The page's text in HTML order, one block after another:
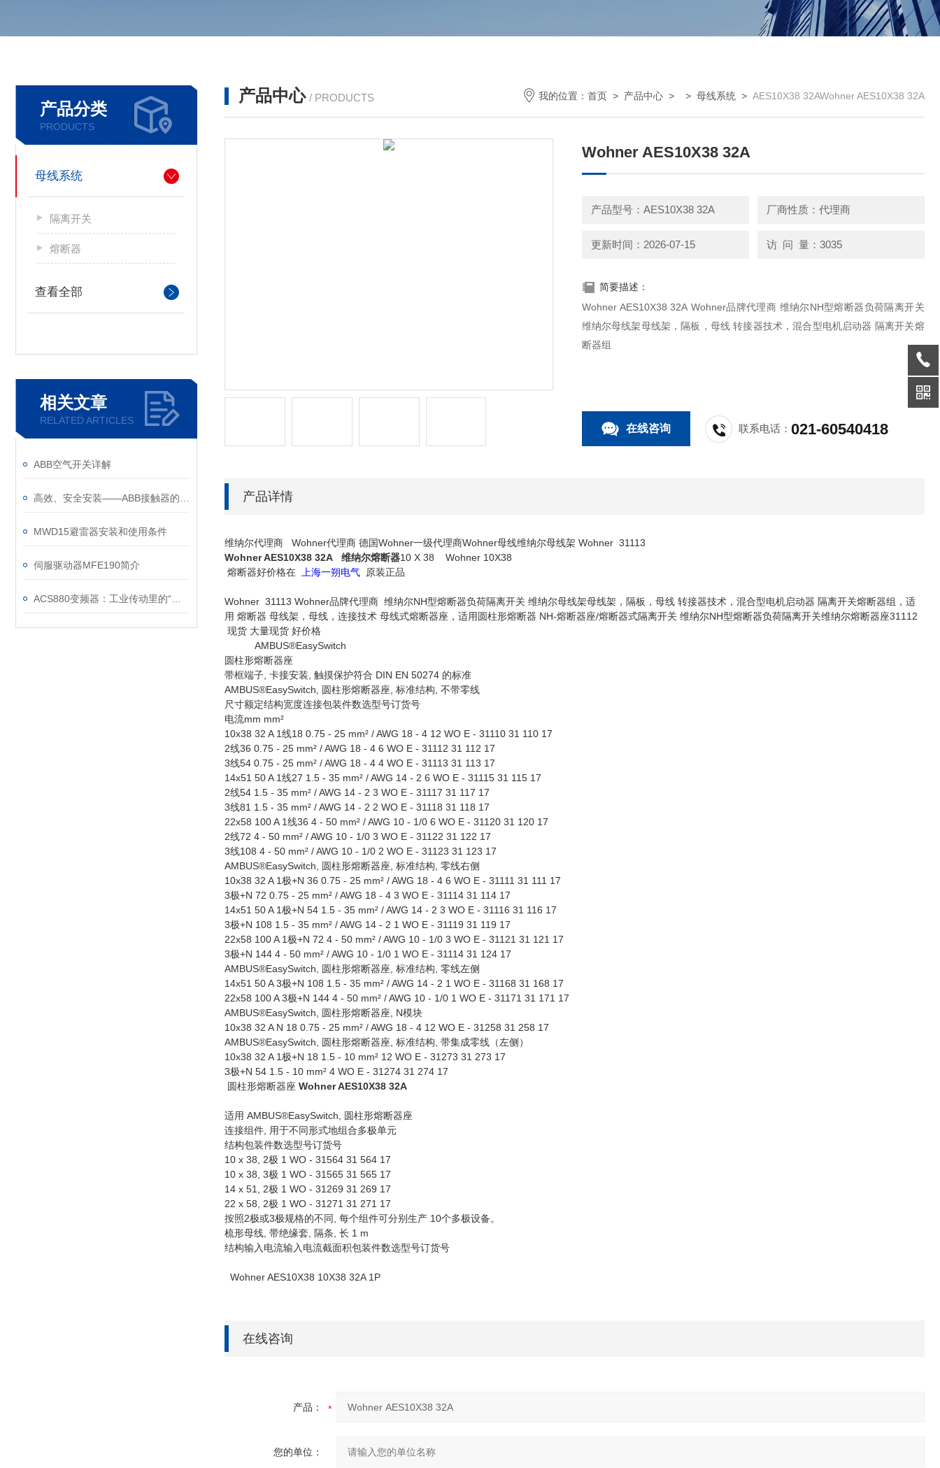
产品分类
PRODUCTS
母线系统
隔离开关
熔断器
查看全部
相关文章
RELATED ARTICLES
ABB空气开关详解
MWD15避雷器安装和使用条件
伺服驱动器MFE190简介
产品中心 / PRODUCTS 我的位置： 首页 > 产品中心 > > 母线系统 > AES10X38 32AWohner AES10X38 32A
Wohner AES10X38 32A
产品型号：AES10X38 32A 厂商性质：代理商
更新时间：2026-07-15 访 问 量：3035
简要描述：
Wohner AES10X38 32A Wohner品牌代理商 维纳尔NH型熔断器负荷隔离开关
维纳尔母线架母线架，隔板，母线 转接器技术，混合型电机启动器 隔离开关熔
断器组
在线咨询 联系电话：021-60540418
产品详情
维纳尔代理商 Wohner代理商 德国Wohner一级代理商Wohner母线维纳尔母线架 Wohner 31113
Wohner AES10X38 32A
维纳尔熔断器10 X 38
Wohner 10X38
熔断器好价格在
上海一朔电气 原装正品
Wohner 31113 Wohner品牌代理商 维纳尔NH型熔断器负荷隔离开关 维纳尔母线架母线架，隔板，母线 转接器技术，混合型电机启动器 隔离开关熔断器组，适
用 熔断器 母线架，母线，连接技术 母线式熔断器座，适用圆柱形熔断器 NH-熔断器座/熔断器式隔离开关 维纳尔NH型熔断器负荷隔离开关维纳尔熔断器座31112
现货 大量现货 好价格
AMBUS®EasySwitch
圆柱形熔断器座
带框端子, 卡接安装, 触摸保护符合 DIN EN 50274 的标准
AMBUS®EasySwitch, 圆柱形熔断器座, 标准结构, 不带零线
尺寸额定结构宽度连接包装件数选型号订货号
电流mm mm²
10x38 32 A 1线18 0.75 - 25 mm² / AWG 18 - 4 12 WO E - 31110 31 110 17
2线36 0.75 - 25 mm² / AWG 18 - 4 6 WO E - 31112 31 112 17
3线54 0.75 - 25 mm² / AWG 18 - 4 4 WO E - 31113 31 113 17
14x51 50 A 1线27 1.5 - 35 mm² / AWG 14 - 2 6 WO E - 31115 31 115 17
2线54 1.5 - 35 mm² / AWG 14 - 2 3 WO E - 31117 31 117 17
3线81 1.5 - 35 mm² / AWG 14 - 2 2 WO E - 31118 31 118 17
22x58 100 A 1线36 4 - 50 mm² / AWG 10 - 1/0 6 WO E - 31120 31 120 17
2线72 4 - 50 mm² / AWG 10 - 1/0 3 WO E - 31122 31 122 17
3线108 4 - 50 mm² / AWG 10 - 1/0 2 WO E - 31123 31 123 17
AMBUS®EasySwitch, 圆柱形熔断器座, 标准结构, 零线右侧
10x38 32 A 1极+N 36 0.75 - 25 mm² / AWG 18 - 4 6 WO E - 31111 31 111 17
3极+N 72 0.75 - 25 mm² / AWG 18 - 4 3 WO E - 31114 31 114 17
14x51 50 A 1极+N 54 1.5 - 35 mm² / AWG 14 - 2 3 WO E - 31116 31 116 17
3极+N 108 1.5 - 35 mm² / AWG 14 - 2 1 WO E - 31119 31 119 17
22x58 100 A 1极+N 72 4 - 50 mm² / AWG 10 - 1/0 3 WO E - 31121 31 121 17
3极+N 144 4 - 50 mm² / AWG 10 - 1/0 1 WO E - 31114 31 124 17
AMBUS®EasySwitch, 圆柱形熔断器座, 标准结构, 零线左侧
14x51 50 A 3极+N 108 1.5 - 35 mm² / AWG 14 - 2 1 WO E - 31168 31 168 17
22x58 100 A 3极+N 144 4 - 50 mm² / AWG 10 - 1/0 1 WO E - 31171 31 171 17
AMBUS®EasySwitch, 圆柱形熔断器座, N模块
10x38 32 A N 18 0.75 - 25 mm² / AWG 18 - 4 12 WO E - 31258 31 258 17
AMBUS®EasySwitch, 圆柱形熔断器座, 标准结构, 带集成零线（左侧）
10x38 32 A 1极+N 18 1.5 - 10 mm² 12 WO E - 31273 31 273 17
3极+N 54 1.5 - 10 mm² 4 WO E - 31274 31 274 17
圆柱形熔断器座 Wohner AES10X38 32A
适用 AMBUS®EasySwitch, 圆柱形熔断器座
连接组件, 用于不同形式地组合多极单元
结构包装件数选型号订货号
10 x 38, 2极 1 WO - 31564 31 564 17
10 x 38, 3极 1 WO - 31565 31 565 17
14 x 51, 2极 1 WO - 31269 31 269 17
22 x 58, 2极 1 WO - 31271 31 271 17
按照2极或3极规格的不同, 每个组件可分别生产 10个多极设备。
梳形母线, 带绝缘套, 隔条, 长 1 m
结构输入电流输入电流截面积包装件数选型号订货号
Wohner AES10X38 10X38 32A 1P
在线咨询
产品：
您的单位：